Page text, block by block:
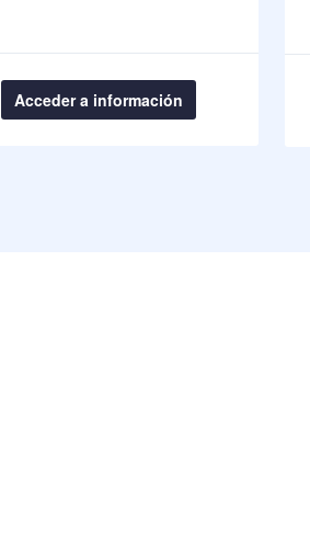
Acceder a información